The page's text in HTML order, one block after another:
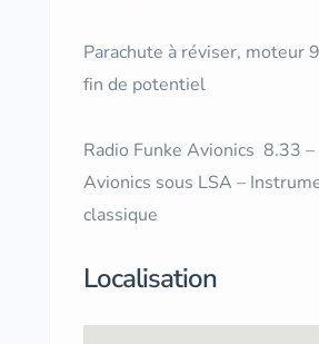
Parachute à réviser, moteur
fin de potentiel
Radio Funke Avionics 8.33
Avionics sous LSA –
classique
Localisation